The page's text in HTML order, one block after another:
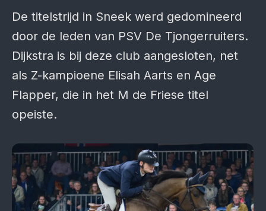
De titelstrijd in Sneek werd gedomineerd
door de leden van PSV De Tjongerruiters.
Dijkstra is bij deze club aangesloten, net
als Z-kampioene Elisah Aarts en Age
Flapper, die in het M de Friese titel
opeiste.